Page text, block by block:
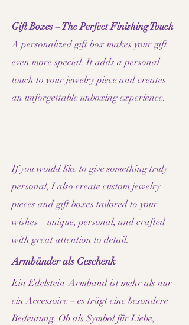
Gift Boxes – The Perfect Finishing Touch
A personalized gift box makes your gift
even more special. It adds a personal
touch to your jewelry piece and creates
an unforgettable unboxing experience.
If you would like to give something truly
personal, I also create custom jewelry
pieces and gift boxes tailored to your
wishes – unique, personal, and crafted
with great attention to detail.
Armbänder als Geschenk
Ein Edelstein-Armband ist mehr als nur
ein Accessoire – es trägt eine besondere
Bedeutung. Ob als Symbol für Liebe,